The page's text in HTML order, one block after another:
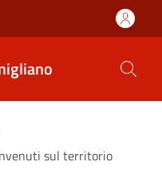
sul territorio